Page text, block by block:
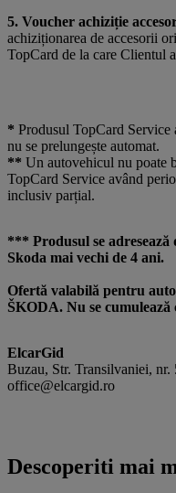
5. Voucher achiziție
achiziționarea de accesorii
TopCard de la care Clientul
* Produsul TopCard Service
nu se prelungește automat.
** Un autovehicul nu poate
TopCard Service având
inclusiv parțial.
*** Produsul se
Skoda mai vechi de 4 ani.
Ofertă valabilă pentru
ŠKODA. Nu se cumulează
ElcarGid
Buzau, Str. Transilvaniei, nr.
office@elcargid.ro
Descoperiti mai